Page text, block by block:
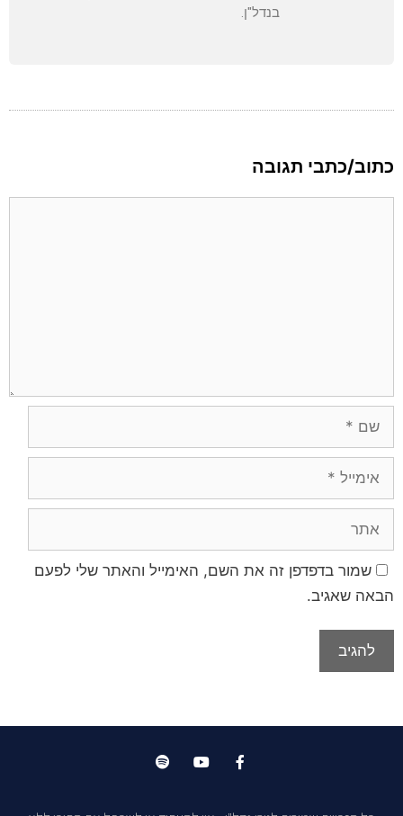
בנדל"ן.
כתוב/כתבי תגובה
שמור בדפדפן זה את השם, האימייל והאתר שלי לפעם
הבאה שאגיב.